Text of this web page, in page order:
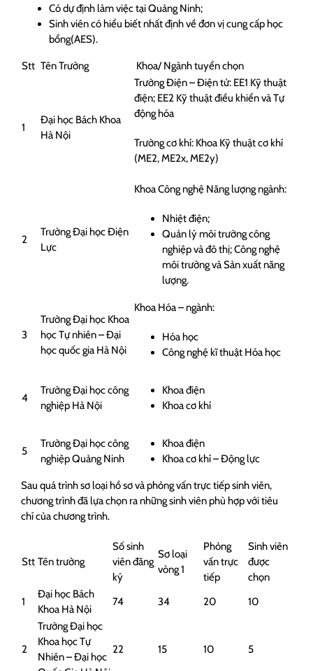
Có dự định làm việc tại Quảng Ninh;
Sinh viên có hiểu biết nhất định về đơn vị cung cấp học
bổng(AES).
Stt Tên Trường Khoa/ Ngành tuyển chọn
1
Đại học Bách Khoa
Hà Nội
Trường Điện – Điện tử: EE1 Kỹ thuật
điện; EE2 Kỹ thuật điều khiển và Tự
động hóa
Trường cơ khí: Khoa Kỹ thuật cơ khí
(ME2, ME2x, ME2y)
2
Trường Đại học Điện
Lực
Khoa Công nghệ Năng lượng ngành:
Nhiệt điện;
Quản lý môi trường công
nghiệp và đô thị; Công nghệ
môi trường và Sản xuất năng
lượng.
3
Trường Đại học Khoa
học Tự nhiên – Đại
học quốc gia Hà Nội
Khoa Hóa – ngành:
Hóa học
Công nghệ kĩ thuật Hóa học
4
Trường Đại học công
nghiệp Hà Nội
Khoa điện
Khoa cơ khí
5
Trường Đại học công
nghiệp Quảng Ninh
Khoa điện
Khoa cơ khí – Động lực
Sau quá trình sơ loại hồ sơ và phỏng vấn trực tiếp sinh viên,
chương trình đã lựa chọn ra những sinh viên phù hợp với tiêu
chí của chương trình.
Stt Tên trường
Số sinh
viên đăng
ký
Sơ loại
vòng 1
Phỏng
vấn trực
tiếp
Sinh viên
được
chọn
1
Đại học Bách
Khoa Hà Nội
74 34 20 10
2
Trường Đại học
Khoa học Tự
Nhiên – Đại học
22 15 10 5